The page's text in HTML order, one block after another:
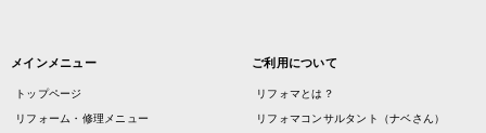
メインメニュー
トップページ
リフォーム・修理メニュー
ご利用について
リフォマとは？
リフォマコンサルタント（ナベさん）